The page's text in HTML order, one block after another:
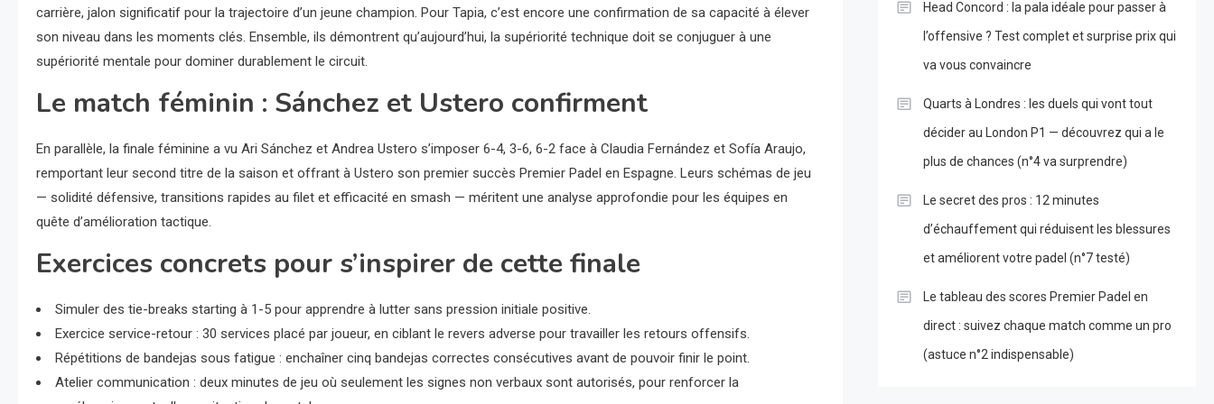
carrière, jalon significatif pour la trajectoire d’un jeune champion. Pour Tapia, c’est encore une confirmation de sa capacité à élever
son niveau dans les moments clés. Ensemble, ils démontrent qu’aujourd’hui, la supériorité technique doit se conjuguer à une
supériorité mentale pour dominer durablement le circuit.
Le match féminin : Sánchez et Ustero confirment
En parallèle, la finale féminine a vu Ari Sánchez et Andrea Ustero s’imposer 6-4, 3-6, 6-2 face à Claudia Fernández et Sofía Araujo,
remportant leur second titre de la saison et offrant à Ustero son premier succès Premier Padel en Espagne. Leurs schémas de jeu
— solidité défensive, transitions rapides au filet et efficacité en smash — méritent une analyse approfondie pour les équipes en
quête d’amélioration tactique.
Exercices concrets pour s’inspirer de cette finale
Simuler des tie-breaks starting à 1-5 pour apprendre à lutter sans pression initiale positive.
Exercice service-retour : 30 services placé par joueur, en ciblant le revers adverse pour travailler les retours offensifs.
Répétitions de bandejas sous fatigue : enchaîner cinq bandejas correctes consécutives avant de pouvoir finir le point.
Atelier communication : deux minutes de jeu où seulement les signes non verbaux sont autorisés, pour renforcer la
Head Concord : la pala idéale pour passer à
l’offensive ? Test complet et surprise prix qui
va vous convaincre
Quarts à Londres : les duels qui vont tout
décider au London P1 — découvrez qui a le
plus de chances (n°4 va surprendre)
Le secret des pros : 12 minutes
d’échauffement qui réduisent les blessures
et améliorent votre padel (n°7 testé)
Le tableau des scores Premier Padel en
direct : suivez chaque match comme un pro
(astuce n°2 indispensable)